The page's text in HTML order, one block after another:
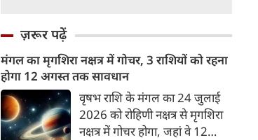
ज़रूर पढ़ें
मंगल का मृगशिरा नक्षत्र में गोचर, 3 राशियों को रहना
होगा 12 अगस्त तक सावधान
वृषभ राशि के मंगल का 24 जुलाई
2026 को रोहिणी नक्षत्र से मृगशिरा
नक्षत्र में गोचर होगा, जहां वे 12